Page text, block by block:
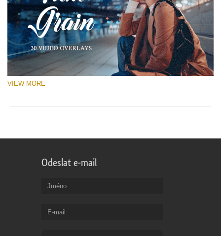
VIEW MORE
Odeslat e-mail
Jméno
E-mail